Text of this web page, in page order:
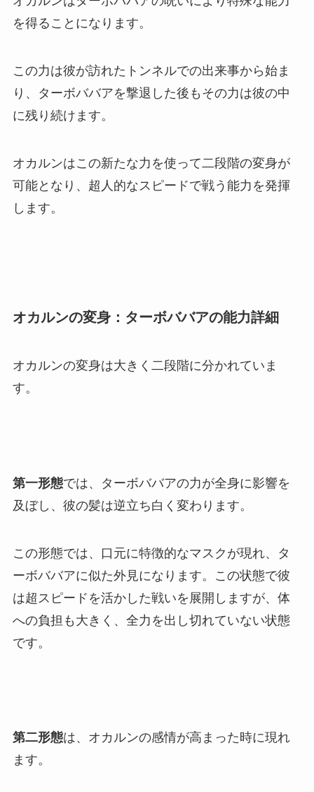
を得ることになります。
この力は彼が訪れたトンネルでの出来事から始ま
り、ターボババアを撃退した後もその力は彼の中
に残り続けます。
オカルンはこの新たな力を使って二段階の変身が
可能となり、超人的なスピードで戦う能力を発揮
します。
オカルンの変身：ターボババアの能力詳細
オカルンの変身は大きく二段階に分かれていま
す。
第一形態では、ターボババアの力が全身に影響を
及ぼし、彼の髪は逆立ち白く変わります。
この形態では、口元に特徴的なマスクが現れ、タ
ーボババアに似た外見になります。この状態で彼
は超スピードを活かした戦いを展開しますが、体
への負担も大きく、全力を出し切れていない状態
です。
第二形態は、オカルンの感情が高まった時に現れ
ます。